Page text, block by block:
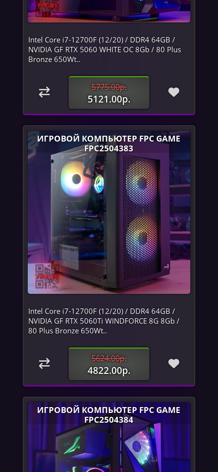
Intel Core i7-12700F (12/20) / DDR4 64GB /
NVIDIA GF RTX 5060 WHITE OC 8Gb / 80 Plus
Bronze 650Wt..
5775.00р.
5121.00р.
ИГРОВОЙ КОМПЬЮТЕР FPC GAME
FPC2504383
Intel Core i7-12700F (12/20) / DDR4 64GB /
NVIDIA GF RTX 5060Ti WINDFORCE 8G 8Gb /
80 Plus Bronze 650Wt..
5624.00р.
4822.00р.
ИГРОВОЙ КОМПЬЮТЕР FPC GAME
FPC2504384